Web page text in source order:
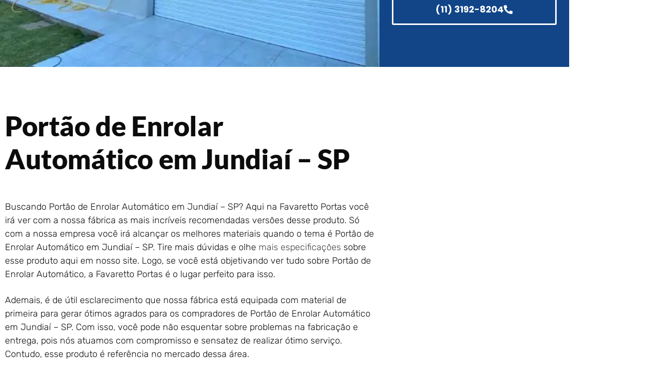
(11) 3192-8204
Portão de Enrolar
Automático em Jundiaí – SP
Buscando Portão de Enrolar Automático em Jundiaí – SP? Aqui na Favaretto Portas você
irá ver com a nossa fábrica as mais incríveis recomendadas versões desse produto. Só
com a nossa empresa você irá alcançar os melhores materiais quando o tema é Portão de
Enrolar Automático em Jundiaí – SP. Tire mais dúvidas e olhe mais especificações sobre
esse produto aqui em nosso site. Logo, se você está objetivando ver tudo sobre Portão de
Enrolar Automático, a Favaretto Portas é o lugar perfeito para isso.
Ademais, é de útil esclarecimento que nossa fábrica está equipada com material de
primeira para gerar ótimos agrados para os compradores de Portão de Enrolar Automático
em Jundiaí – SP. Com isso, você pode não esquentar sobre problemas na fabricação e
entrega, pois nós atuamos com compromisso e sensatez de realizar ótimo serviço.
Contudo, esse produto é referência no mercado dessa área.